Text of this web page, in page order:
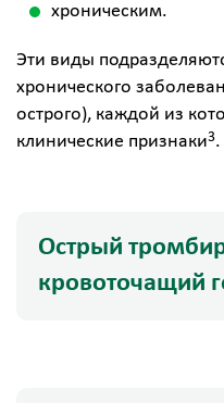
хроническим.
Эти виды
хронического
острого), каждой из
клинические признаки3.
Острый
кровоточащий